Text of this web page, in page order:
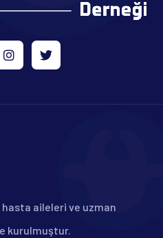
hasta aileleri ve uzman
kurulmuştur.